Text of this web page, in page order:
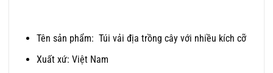
Tên sản phẩm: Túi vải địa trồng cây với nhiều kích cỡ
Xuất xứ: Việt Nam